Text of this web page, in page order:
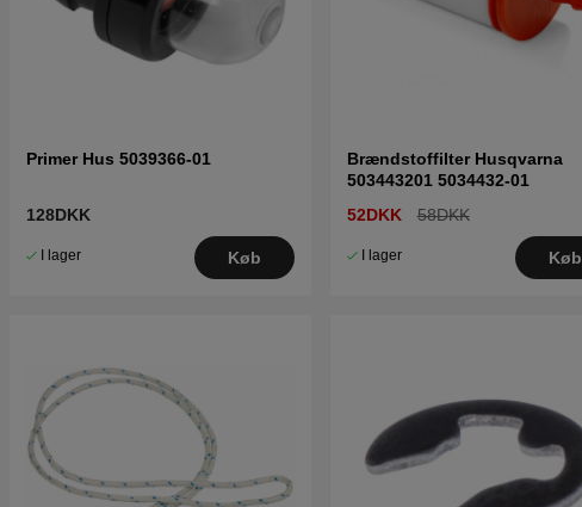
Primer Hus 5039366-01
128DKK
I lager Køb
Brændstoffilter Husqvarna
503443201 5034432-01
52DKK
58DKK
I lager Køb